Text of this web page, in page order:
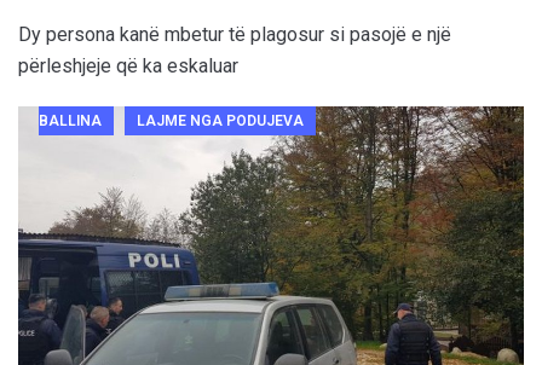
Dy persona kanë mbetur të plagosur si pasojë e një
përleshjeje që ka eskaluar
BALLINA LAJME NGA PODUJEVA